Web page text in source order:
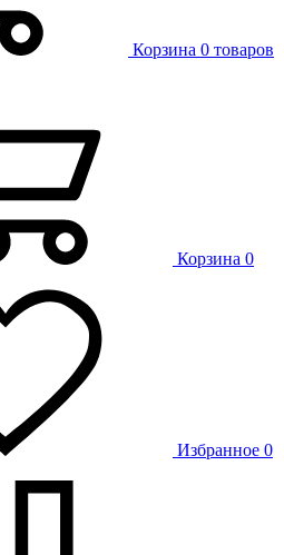
Корзина 0 товаров
Корзина 0
Избранное 0